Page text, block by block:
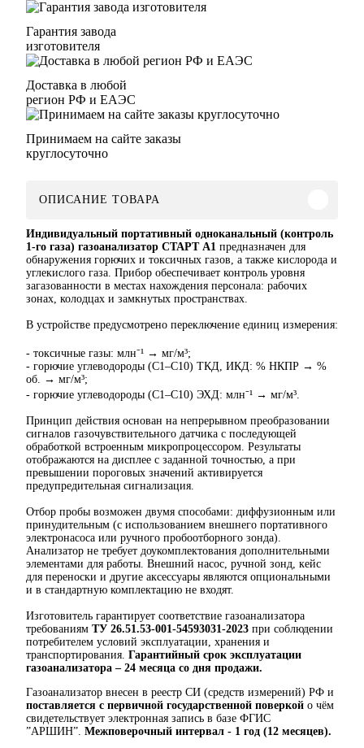
Гарантия завода
изготовителя
Доставка в любой
регион РФ и ЕАЭС
Принимаем на сайте заказы
круглосуточно
ОПИСАНИЕ ТОВАРА
Индивидуальный портативный одноканальный (контроль
1-го газа) газоанализатор СТАРТ А1 предназначен для
обнаружения горючих и токсичных газов, а также кислорода и
углекислого газа. Прибор обеспечивает контроль уровня
загазованности в местах нахождения персонала: рабочих
зонах, колодцах и замкнутых пространствах.
В устройстве предусмотрено переключение единиц измерения:
- токсичные газы: млн⁻¹ → мг/м³;
- горючие углеводороды (С1–С10) ТКД, ИКД: % НКПР → %
об. → мг/м³;
- горючие углеводороды (С1–С10) ЭХД: млн⁻¹ → мг/м³.
Принцип действия основан на непрерывном преобразовании
сигналов газочувствительного датчика с последующей
обработкой встроенным микропроцессором. Результаты
отображаются на дисплее с заданной точностью, а при
превышении пороговых значений активируется
предупредительная сигнализация.
Отбор пробы возможен двумя способами: диффузионным или
принудительным (с использованием внешнего портативного
электронасоса или ручного пробоотборного зонда).
Анализатор не требует доукомплектования дополнительными
элементами для работы. Внешний насос, ручной зонд, кейс
для переноски и другие аксессуары являются опциональными
и в стандартную комплектацию не входят.
Изготовитель гарантирует соответствие газоанализатора
требованиям ТУ 26.51.53-001-54593031-2023 при соблюдении
потребителем условий эксплуатации, хранения и
транспортирования. Гарантийный срок эксплуатации
газоанализатора – 24 месяца со дня продажи.
Газоанализатор внесен в реестр СИ (средств измерений) РФ и
поставляется с первичной государственной поверкой о чём
свидетельствует электронная запись в базе ФГИС
”АРШИН”. Межповерочный интервал - 1 год (12 месяцев).